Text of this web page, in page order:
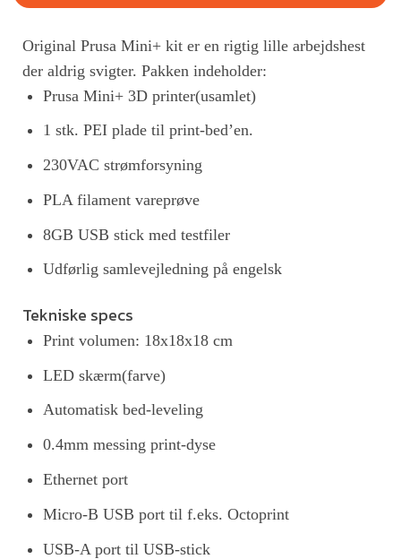
Original Prusa Mini+ kit er en rigtig lille arbejdshest
der aldrig svigter. Pakken indeholder:
Prusa Mini+ 3D printer(usamlet)
1 stk. PEI plade til print-bed’en.
230VAC strømforsyning
PLA filament vareprøve
8GB USB stick med testfiler
Udførlig samlevejledning på engelsk
Tekniske specs
Print volumen: 18x18x18 cm
LED skærm(farve)
Automatisk bed-leveling
0.4mm messing print-dyse
Ethernet port
Micro-B USB port til f.eks. Octoprint
USB-A port til USB-stick